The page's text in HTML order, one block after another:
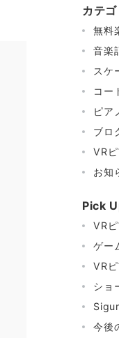
カテ
無料
音楽
スケ
コー
ピア
ブロ
VR
お知
Pick
VR
ゲー
VR
ショ
今後